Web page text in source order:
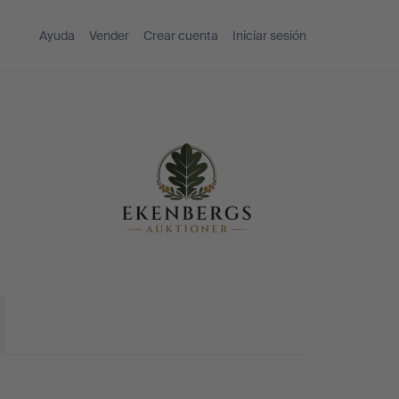
Ayuda Vender Crear cuenta Iniciar sesión